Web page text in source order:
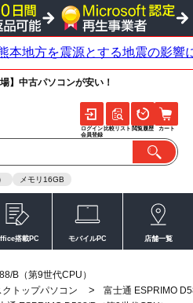
】中古パソコンが安い！
メモリ16GB
ログイン
会員登録
比較リスト 閲覧履歴 カート
搭載PC モバイルPC 店舗一覧
B（第9世代CPU）
クトップパソコン >
富士通 ESPRIMO